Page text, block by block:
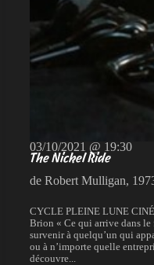
03/10/2021 @ 19:30
The Nickel Ride
de Robert Mulligan,
CYCLE PLEINE LUNE
Brion « Ce qui arrive dans
survenir à quelqu’un qui
ou à n’importe quelle
découvre...